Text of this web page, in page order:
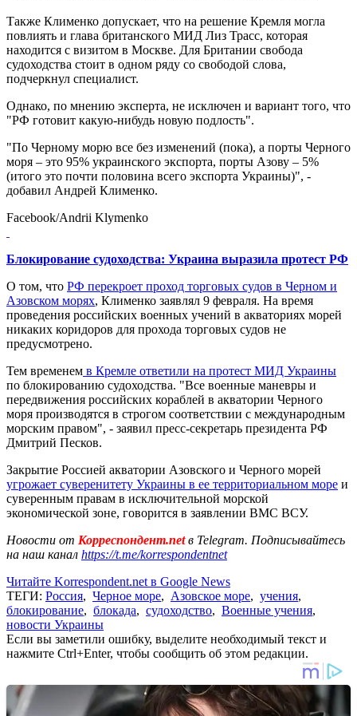
Также Клименко допускает, что на решение Кремля могла
повлиять и глава британского МИД Лиз Трасс, которая
находится с визитом в Москве. Для Британии свобода
судоходства стоит в одном ряду со свободой слова,
подчеркнул специалист.
Однако, по мнению эксперта, не исключен и вариант того, что
"РФ готовит какую-нибудь новую подлость".
"По Черному морю все без изменений (пока), а порты Черного
моря – это 95% украинского экспорта, порты Азову – 5%
(итого это почти половина всего экспорта Украины)", -
добавил Андрей Клименко.
Facebook/Andrii Klymenko
Блокирование судоходства: Украина выразила протест РФ
О том, что РФ перекроет проход торговых судов в Черном и
Азовском морях, Клименко заявлял 9 февраля. На время
проведения российских военных учений в акваториях морей
никаких коридоров для прохода торговых судов не
предусмотрено.
Тем временем в Кремле ответили на протест МИД Украины
по блокированию судоходства. "Все военные маневры и
передвижения российских кораблей в акватории Черного
моря производятся в строгом соответствии с международным
морским правом", - заявил пресс-секретарь президента РФ
Дмитрий Песков.
Закрытие Россией акватории Азовского и Черного морей
угрожает суверенитету Украины в ее территориальном море и
суверенным правам в исключительной морской
экономической зоне, говорится в заявлении ВМС ВСУ.
Новости от Корреспондент.netв Telegram. Подписывайтесь
на наш канал https://t.me/korrespondentnet
Читайте Korrespondent.net в Google News
ТЕГИ: Россия, Черное море, Азовское море, учения,
блокирование, блокада, судоходство, Военные учения,
новости Украины
Если вы заметили ошибку, выделите необходимый текст и
нажмите Ctrl+Enter, чтобы сообщить об этом редакции.